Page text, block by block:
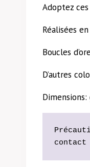
Adoptez
Réalisées
Boucles
D’autres